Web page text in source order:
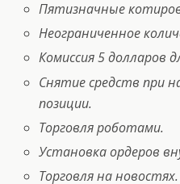
Пятизначные
Неограниченное
Комиссия 5 долларов
Снятие средств при
позиции.
Торговля роботами.
Установка ордеров
Торговля на новостях.